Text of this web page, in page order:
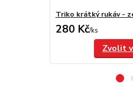
Triko krátký rukáv -
280 Kč/ks
Zvolit